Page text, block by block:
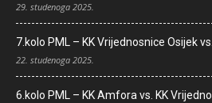
29. studenoga 2025.
7.kolo PML – KK Vrijednosnice Osijek
22. studenoga 2025.
6.kolo PML – KK Amfora vs. KK